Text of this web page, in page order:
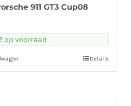
911 GT3 Cup08
op voorraad
Details